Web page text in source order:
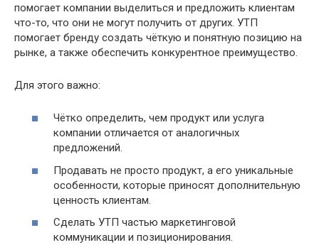
помогает компании выделиться и предложить клиентам
что-то, что они не могут получить от других. УТП
помогает бренду создать чёткую и понятную позицию на
рынке, а также обеспечить конкурентное преимущество.
Для этого важно:
Чётко определить, чем продукт или услуга
компании отличается от аналогичных
предложений.
Продавать не просто продукт, а его уникальные
особенности, которые приносят дополнительную
ценность клиентам.
Сделать УТП частью маркетинговой
коммуникации и позиционирования.